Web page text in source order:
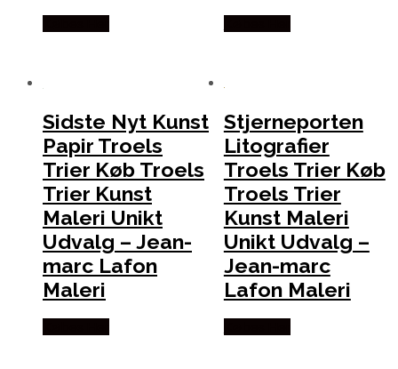
Sidste Nyt Kunst
Papir Troels
Trier Køb Troels
Trier Kunst
Maleri Unikt
Udvalg – Jean-
marc Lafon
Maleri
Stjerneporten
Litografier
Troels Trier Køb
Troels Trier
Kunst Maleri
Unikt Udvalg –
Jean-marc
Lafon Maleri